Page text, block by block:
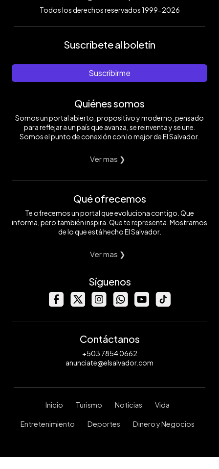
Todos los derechos reservados 1999-2026
Suscríbete al boletín
Suscribirme
Quiénes somos
Somos un portal abierto, propositivo y moderno, pensado
para reflejar a un país que avanza, se reinventa y se une.
Somos el punto de conexión con lo mejor de El Salvador.
Ver mas ❯
Qué ofrecemos
Te ofrecemos un portal que evoluciona contigo. Que
informa, pero también inspira. Que te representa. Mostramos
de lo que está hecho El Salvador.
Ver mas ❯
Síguenos
Contáctanos
+503 7854 0662
anunciate@elsalvador.com
Inicio Turismo Noticias Vida
Entretenimiento Deportes Dinero y Negocios